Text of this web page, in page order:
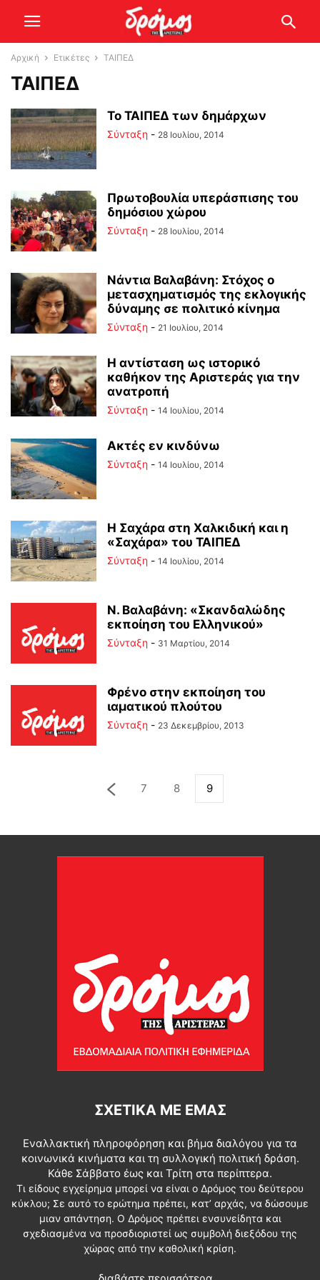
Αρχική Ετικέτες ΤΑΙΠΕΔ
ΤΑΙΠΕΔ
Το ΤΑΙΠΕΔ των δημάρχων
Σύνταξη - 28 Ιουλίου, 2014
Πρωτοβουλία υπεράσπισης του
δημόσιου χώρου
Σύνταξη - 28 Ιουλίου, 2014
Νάντια Βαλαβάνη: Στόχος ο
μετασχηματισμός της εκλογικής
δύναμης σε πολιτικό κίνημα
Σύνταξη - 21 Ιουλίου, 2014
Η αντίσταση ως ιστορικό
καθήκον της Αριστεράς για την
ανατροπή
Σύνταξη - 14 Ιουλίου, 2014
Ακτές εν κινδύνω
Σύνταξη - 14 Ιουλίου, 2014
Η Σαχάρα στη Χαλκιδική και η
«Σαχάρα» του ΤΑΙΠΕΔ
Σύνταξη - 14 Ιουλίου, 2014
Ν. Βαλαβάνη: «Σκανδαλώδης
εκποίηση του Ελληνικού»
Σύνταξη - 31 Μαρτίου, 2014
Φρένο στην εκποίηση του
ιαματικού πλούτου
Σύνταξη - 23 Δεκεμβρίου, 2013
7 8 9
ΣΧΕΤΙΚΆ ΜΕ ΕΜΆΣ
Εναλλακτική πληροφόρηση και βήμα διαλόγου για τα
κοινωνικά κινήματα και τη συλλογική πολιτική δράση.
Κάθε Σάββατο έως και Τρίτη στα περίπτερα.
Τι είδους εγχείρημα μπορεί να είναι ο Δρόμος του δεύτερου
κύκλου; Σε αυτό το ερώτημα πρέπει, κατ’ αρχάς, να δώσουμε
μιαν απάντηση. Ο Δρόμος πρέπει ενσυνείδητα και
σχεδιασμένα να προσδιοριστεί ως συμβολή διεξόδου της
χώρας από την καθολική κρίση.